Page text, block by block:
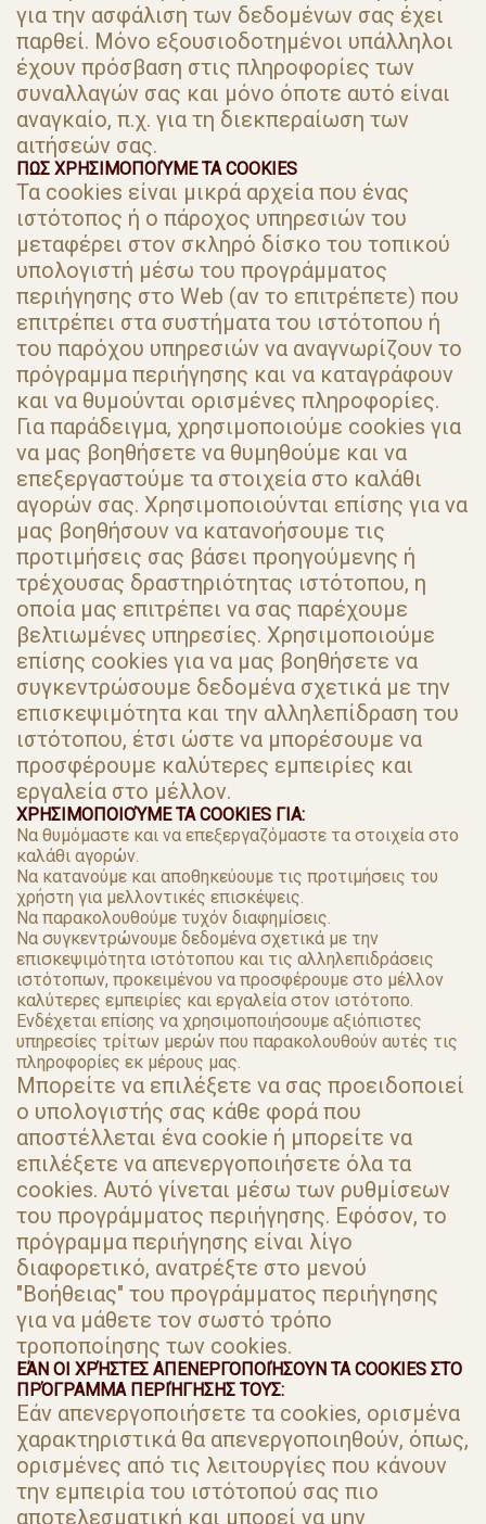
για την ασφάλιση των δεδομένων σας έχει
παρθεί. Μόνο εξουσιοδοτημένοι υπάλληλοι
έχουν πρόσβαση στις πληροφορίες των
συναλλαγών σας και μόνο όποτε αυτό είναι
αναγκαίο, π.χ. για τη διεκπεραίωση των
αιτήσεών σας.
ΠΩΣ ΧΡΗΣΙΜΟΠΟΙΎΜΕ ΤΑ COOKIES
Τα cookies είναι μικρά αρχεία που ένας
ιστότοπος ή ο πάροχος υπηρεσιών του
μεταφέρει στον σκληρό δίσκο του τοπικού
υπολογιστή μέσω του προγράμματος
περιήγησης στο Web (αν το επιτρέπετε) που
επιτρέπει στα συστήματα του ιστότοπου ή
του παρόχου υπηρεσιών να αναγνωρίζουν το
πρόγραμμα περιήγησης και να καταγράφουν
και να θυμούνται ορισμένες πληροφορίες.
Για παράδειγμα, χρησιμοποιούμε cookies για
να μας βοηθήσετε να θυμηθούμε και να
επεξεργαστούμε τα στοιχεία στο καλάθι
αγορών σας. Χρησιμοποιούνται επίσης για να
μας βοηθήσουν να κατανοήσουμε τις
προτιμήσεις σας βάσει προηγούμενης ή
τρέχουσας δραστηριότητας ιστότοπου, η
οποία μας επιτρέπει να σας παρέχουμε
βελτιωμένες υπηρεσίες. Χρησιμοποιούμε
επίσης cookies για να μας βοηθήσετε να
συγκεντρώσουμε δεδομένα σχετικά με την
επισκεψιμότητα και την αλληλεπίδραση του
ιστότοπου, έτσι ώστε να μπορέσουμε να
προσφέρουμε καλύτερες εμπειρίες και
εργαλεία στο μέλλον.
ΧΡΗΣΙΜΟΠΟΙΟΎΜΕ ΤΑ COOKIES ΓΙΑ:
Να θυμόμαστε και να επεξεργαζόμαστε τα στοιχεία στο
καλάθι αγορών.
Να κατανούμε και αποθηκεύουμε τις προτιμήσεις του
χρήστη για μελλοντικές επισκέψεις.
Να παρακολουθούμε τυχόν διαφημίσεις.
Να συγκεντρώνουμε δεδομένα σχετικά με την
επισκεψιμότητα ιστότοπου και τις αλληλεπιδράσεις
ιστότοπων, προκειμένου να προσφέρουμε στο μέλλον
καλύτερες εμπειρίες και εργαλεία στον ιστότοπο.
Ενδέχεται επίσης να χρησιμοποιήσουμε αξιόπιστες
υπηρεσίες τρίτων μερών που παρακολουθούν αυτές τις
πληροφορίες εκ μέρους μας.
Μπορείτε να επιλέξετε να σας προειδοποιεί
ο υπολογιστής σας κάθε φορά που
αποστέλλεται ένα cookie ή μπορείτε να
επιλέξετε να απενεργοποιήσετε όλα τα
cookies. Αυτό γίνεται μέσω των ρυθμίσεων
του προγράμματος περιήγησης. Εφόσον, το
πρόγραμμα περιήγησης είναι λίγο
διαφορετικό, ανατρέξτε στο μενού
"Βοήθειας" του προγράμματος περιήγησης
για να μάθετε τον σωστό τρόπο
τροποποίησης των cookies.
ΕΆΝ ΟΙ ΧΡΉΣΤΕΣ ΑΠΕΝΕΡΓΟΠΟΙΉΣΟΥΝ ΤΑ COOKIES ΣΤΟ
ΠΡΌΓΡΑΜΜΑ ΠΕΡΙΉΓΗΣΗΣ ΤΟΥΣ:
Εάν απενεργοποιήσετε τα cookies, ορισμένα
χαρακτηριστικά θα απενεργοποιηθούν, όπως,
ορισμένες από τις λειτουργίες που κάνουν
την εμπειρία του ιστότοπού σας πιο
αποτελεσματική και μπορεί να μην